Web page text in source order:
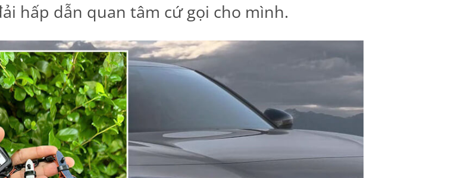
hấp dẫn quan tâm cứ gọi cho mình.